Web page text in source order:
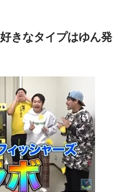
きなタイプはゆん発